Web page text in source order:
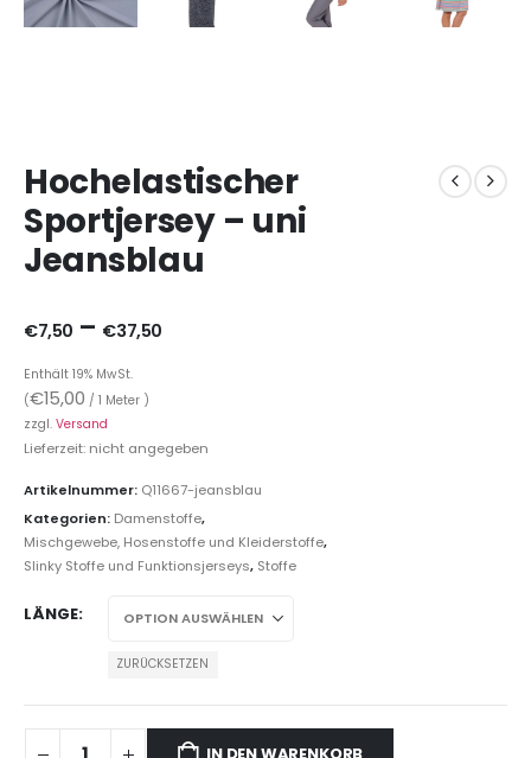
Hochelastischer
Sportjersey – uni
Jeansblau
€7,50 – €37,50
Enthält 19% MwSt.
(€15,00 / 1 Meter )
zzgl. Versand
Lieferzeit: nicht angegeben
Artikelnummer: Q11667-jeansblau
Kategorien: Damenstoffe,
Mischgewebe, Hosenstoffe und Kleiderstoffe,
Slinky Stoffe und Funktionsjerseys, Stoffe
LÄNGE
ZURÜCKSETZEN